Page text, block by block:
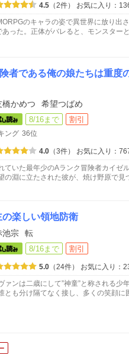
4.5 （2件）
お気に入り：
のキャラの姿で異世界に放り
あった。正体がバレると、モンスタ
者である俺の娘たちは重度
橋かめつ 希望つばめ
8/16まで 割引
ング 36位
4.0 （3件）
お気に入り：
ていた最年少のAランク冒険者カイゼ
淵に立たされた彼が、焼け野原で
の楽しい領地防衛
池宗 転
8/16まで 割引
5.0 （24件）
お気に入り：
ァンは二歳にして”神童”と称される
とも分け隔てなく接し、多くの笑顔